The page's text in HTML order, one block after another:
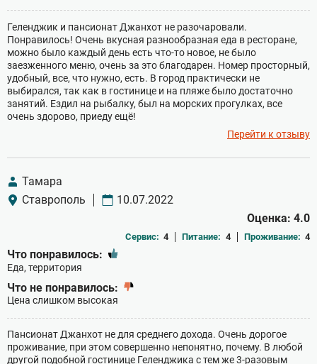
Геленджик и пансионат Джанхот не разочаровали.
Понравилось! Очень вкусная разнообразная еда в ресторане,
можно было каждый день есть что-то новое, не было
заезженного меню, очень за это благодарен. Номер просторный,
удобный, все, что нужно, есть. В город практически не
выбирался, так как в гостинице и на пляже было достаточно
занятий. Ездил на рыбалку, был на морских прогулках, все
очень здорово, приеду ещё!
Перейти к отзыву
Тамара
Ставрополь
10.07.2022
Оценка: 4.0
Сервис: 4 Питание: 4 Проживание: 4
Что понравилось:
Еда, территория
Что не понравилось:
Цена слишком высокая
Пансионат Джанхот не для среднего дохода. Очень дорогое
проживание, при этом совершенно непонятно, почему. В любой
другой подобной гостинице Геленджика с тем же 3-разовым